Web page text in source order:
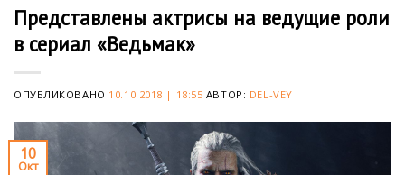
Представлены актрисы на ведущие роли
в сериал «Ведьмак»
ОПУБЛИКОВАНО 10.10.2018 | 18:55 АВТОР: DEL-VEY
10
Окт